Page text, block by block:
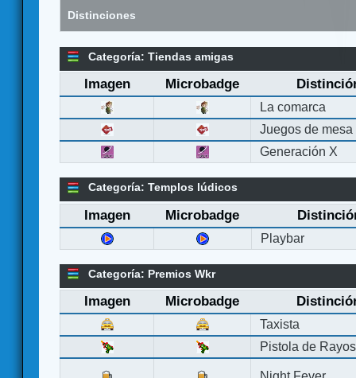
Distinciones
Categoría: Tiendas amigas
Imagen Microbadge
La comarca
Juegos de mesa
Generación X
Categoría: Templos lúdicos
Imagen Microbadge
Playbar
Categoría: Premios Wkr
Imagen Microbadge
Taxista
Pistola de Rayos